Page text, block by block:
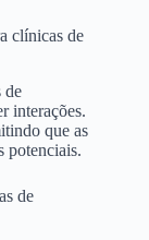
clínicas de
de
interações.
que as
potenciais.
de